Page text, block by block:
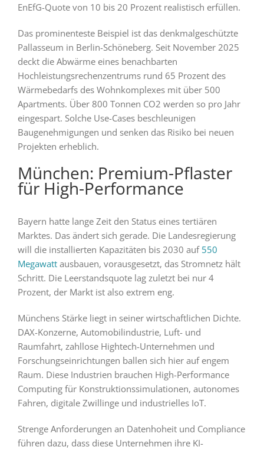
EnEfG-Quote von 10 bis 20 Prozent realistisch erfüllen.
Das prominenteste Beispiel ist das denkmalgeschützte
Pallasseum in Berlin-Schöneberg. Seit November 2025
deckt die Abwärme eines benachbarten
Hochleistungsrechenzentrums rund 65 Prozent des
Wärmebedarfs des Wohnkomplexes mit über 500
Apartments. Über 800 Tonnen CO2 werden so pro Jahr
eingespart. Solche Use-Cases beschleunigen
Baugenehmigungen und senken das Risiko bei neuen
Projekten erheblich.
München: Premium-Pflaster
für High-Performance
Bayern hatte lange Zeit den Status eines tertiären
Marktes. Das ändert sich gerade. Die Landesregierung
will die installierten Kapazitäten bis 2030 auf 550
Megawattausbauen, vorausgesetzt, das Stromnetz hält
Schritt. Die Leerstandsquote lag zuletzt bei nur 4
Prozent, der Markt ist also extrem eng.
Münchens Stärke liegt in seiner wirtschaftlichen Dichte.
DAX-Konzerne, Automobilindustrie, Luft- und
Raumfahrt, zahllose Hightech-Unternehmen und
Forschungseinrichtungen ballen sich hier auf engem
Raum. Diese Industrien brauchen High-Performance
Computing für Konstruktionssimulationen, autonomes
Fahren, digitale Zwillinge und industrielles IoT.
Strenge Anforderungen an Datenhoheit und Compliance
führen dazu, dass diese Unternehmen ihre KI-